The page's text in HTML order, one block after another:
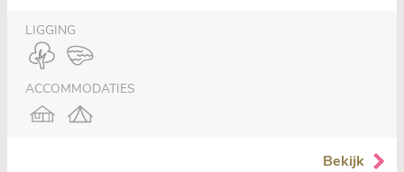
LIGGING
ACCOMMODATIES
Bekijk